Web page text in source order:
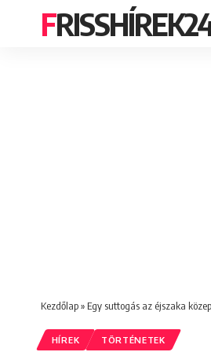
Kezdőlap» Egy suttogás az éjszaka
HÍREK TÖRTÉNETEK